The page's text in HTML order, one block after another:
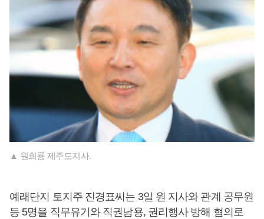
▲ 원희룡 제주도지사.
예래단지 토지주 진경표씨는 3일 원 지사와 관계 공무원
등 5명을 직무유기와 직권남용, 권리행사 방해 혐의로